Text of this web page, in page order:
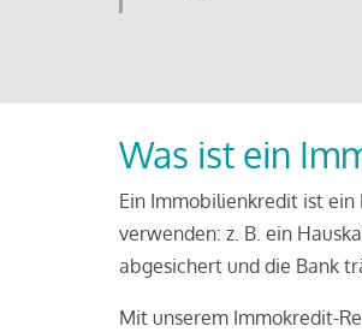
Was ist ein
Ein Immobilienkredit ist
verwenden: z. B. ein
abgesichert und die Bank
Mit unserem Immokredit-